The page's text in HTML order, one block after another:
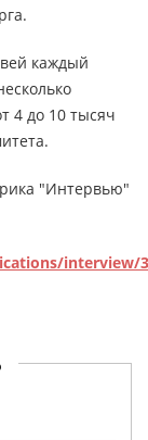
каждый
4 до 10 тысяч
"Интервью"
interview/